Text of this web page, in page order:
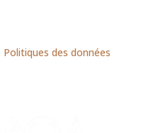
Politiques des données